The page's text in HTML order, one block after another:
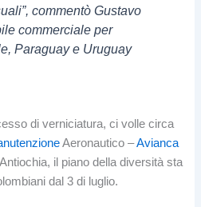
commentò Gustavo
commerciale per
Paraguay e Uruguay
di verniciatura, ci volle circa
Aeronautico –Avianca
il piano della diversità sta
dal 3 di luglio.